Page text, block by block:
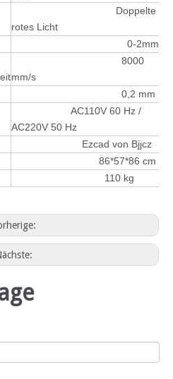
Doppelte
rotes Licht
0-2mm
8000
mm/s
0,2 mm
AC110V 60 Hz /
AC220V 50 Hz
Ezcad von Bjjcz
86*57*86 cm
110 kg